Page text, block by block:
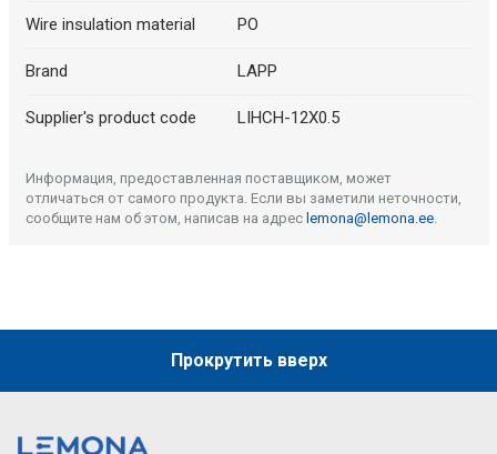
Wire insulation material PO
Brand LAPP
Supplier's product code LIHCH-12X0.5
Информация, предоставленная поставщиком, может
отличаться от самого продукта. Если вы заметили неточности,
сообщите нам об этом, написав на адрес lemona@lemona.ee.
Прокрутить вверх